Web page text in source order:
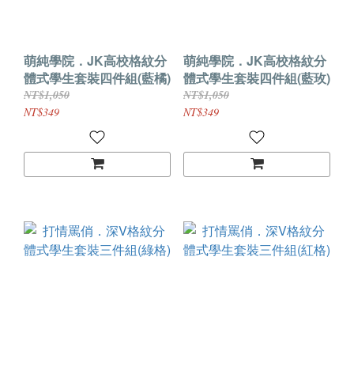
萌純學院．JK高校格紋分
體式學生套裝四件組(藍橘)
NT$1,050
NT$349
萌純學院．JK高校格紋分
體式學生套裝四件組(藍玫)
NT$1,050
NT$349